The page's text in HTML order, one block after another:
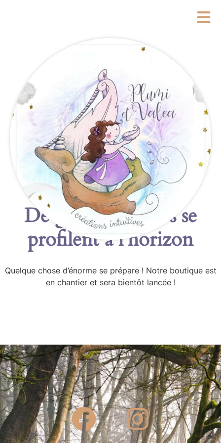
De grandes choses se
profilent à l’horizon
Quelque chose d’énorme se prépare ! Notre boutique est
en chantier et sera bientôt lancée !